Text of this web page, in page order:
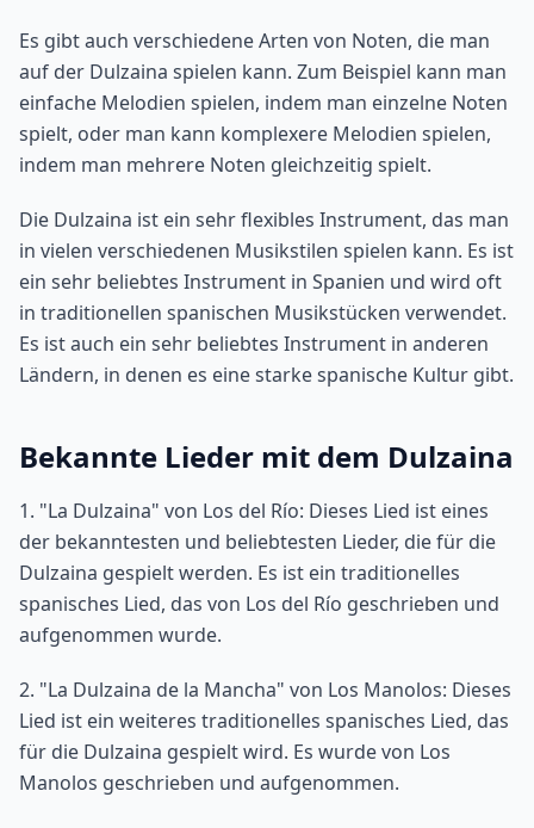
Es gibt auch verschiedene Arten von Noten, die man
auf der Dulzaina spielen kann. Zum Beispiel kann man
einfache Melodien spielen, indem man einzelne Noten
spielt, oder man kann komplexere Melodien spielen,
indem man mehrere Noten gleichzeitig spielt.
Die Dulzaina ist ein sehr flexibles Instrument, das man
in vielen verschiedenen Musikstilen spielen kann. Es ist
ein sehr beliebtes Instrument in Spanien und wird oft
in traditionellen spanischen Musikstücken verwendet.
Es ist auch ein sehr beliebtes Instrument in anderen
Ländern, in denen es eine starke spanische Kultur gibt.
Bekannte Lieder mit dem Dulzaina
1. "La Dulzaina" von Los del Río: Dieses Lied ist eines
der bekanntesten und beliebtesten Lieder, die für die
Dulzaina gespielt werden. Es ist ein traditionelles
spanisches Lied, das von Los del Río geschrieben und
aufgenommen wurde.
2. "La Dulzaina de la Mancha" von Los Manolos: Dieses
Lied ist ein weiteres traditionelles spanisches Lied, das
für die Dulzaina gespielt wird. Es wurde von Los
Manolos geschrieben und aufgenommen.